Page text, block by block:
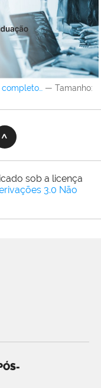
— Tamanho:
sob a licença
3.0 Não